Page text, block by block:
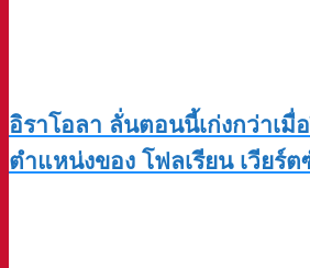
อิราโอลา ลั่นตอนนี้เก่งกว่าเมื่
ตำแหน่งของ โฟลเรียน เวียร์ต